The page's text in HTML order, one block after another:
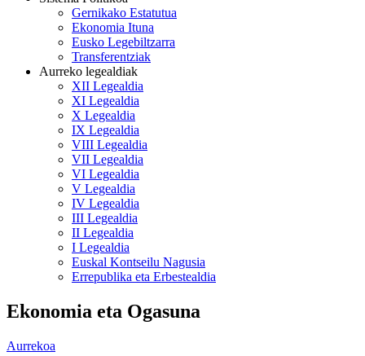
Gernikako Estatutua
Ekonomia Ituna
Eusko Legebiltzarra
Transferentziak
Aurreko legealdiak
XII Legealdia
XI Legealdia
X Legealdia
IX Legealdia
VIII Legealdia
VII Legealdia
VI Legealdia
V Legealdia
IV Legealdia
III Legealdia
II Legealdia
I Legealdia
Euskal Kontseilu Nagusia
Errepublika eta Erbestealdia
Ekonomia eta Ogasuna
Aurrekoa